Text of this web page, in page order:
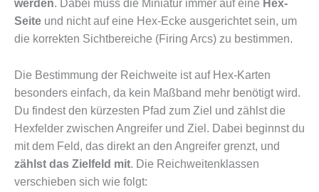
werden. Dabei muss die Miniatur immer auf eine Hex-
Seite und nicht auf eine Hex-Ecke ausgerichtet sein, um
die korrekten Sichtbereiche (Firing Arcs) zu bestimmen.
Die Bestimmung der Reichweite ist auf Hex-Karten
besonders einfach, da kein Maßband mehr benötigt wird.
Du findest den kürzesten Pfad zum Ziel und zählst die
Hexfelder zwischen Angreifer und Ziel. Dabei beginnst du
mit dem Feld, das direkt an den Angreifer grenzt, und
zählst das Zielfeld mit. Die Reichweitenklassen
verschieben sich wie folgt: